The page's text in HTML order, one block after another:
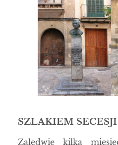
SZLAKIEM SECESJI
Zaledwie kilka